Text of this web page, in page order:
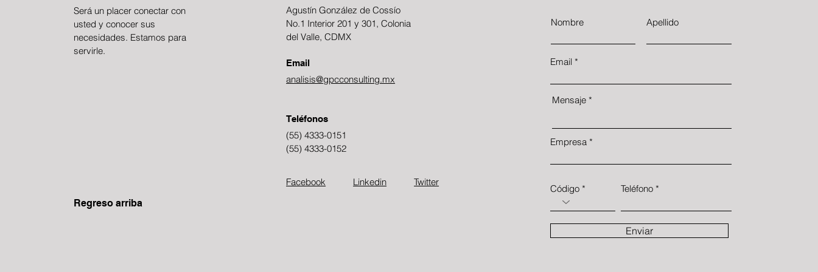
Será un placer conectar con
usted y conocer sus
necesidades. Estamos para
servirle.
Regreso arriba
Agustín González de Cossío
No.1 Interior 201 y 301, Colonia
del Valle, CDMX
Email
analisis@gpcconsulting.mx
Teléfonos
(55) 4333-0151
(55) 4333-0152
Facebook Linkedin Twitter
Nombre Apellido
Email
Mensaje
Empresa
Código Teléfono
Enviar